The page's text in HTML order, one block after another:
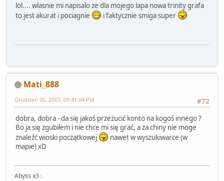
lol.... wlasnie mi napisalo ze dla mojego lapa nowa trinity grafa
to jest akurat i pociagnie
i faktycznie smiga super
Mati_888
#72
Grudzień 06, 2007, 09:41:04 PM
dobra, dobra - da się jakoś przeżucić konto na kogoś innego ?
Bo ja się zgubiłem i nie chce mi się grać, a za chiny nie moge
znaleźć wioski początkowej
nawet w wyszukiwarce (w
mapie) xD
Abyss x3 :